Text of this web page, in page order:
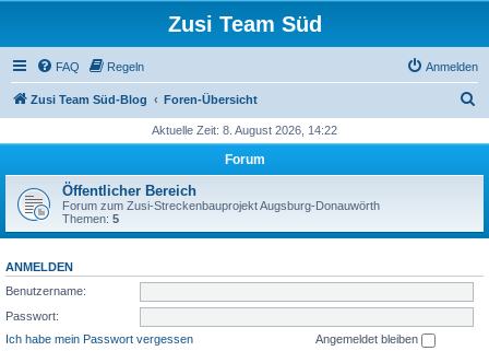
Zusi Team Süd
FAQ Regeln Anmelden
Zusi Team Süd-Blog Foren-Übersicht
h
Aktuelle Zeit: 8. August 2026, 14:22
Forum
Öffentlicher Bereich
Forum zum Zusi-Streckenbauprojekt Augsburg-Donauwörth
Themen: 5
ANMELDEN
Benutzername:
Passwort:
Ich habe mein Passwort vergessen
Angemeldet bleiben